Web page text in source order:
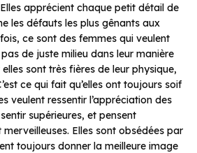
apprécient chaque petit détail de
les défauts les plus gênants aux
ce sont des femmes qui veulent
de juste milieu dans leur manière
sont très fières de leur physique,
ce qui fait qu’elles ont toujours soif
veulent ressentir l’appréciation des
supérieures, et pensent
merveilleuses. Elles sont obsédées par
toujours donner la meilleure image